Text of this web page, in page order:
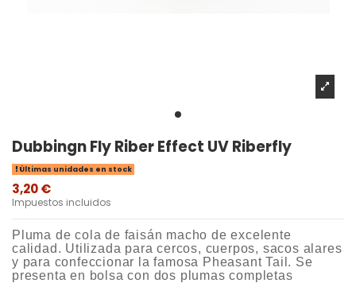
Dubbingn Fly Riber Effect UV Riberfly
Últimas unidades en stock
3,20 €
Impuestos incluidos
Pluma de cola de faisán macho de excelente
calidad. Utilizada para cercos, cuerpos, sacos alares
y para confeccionar la famosa Pheasant Tail. Se
presenta en bolsa con dos plumas completas